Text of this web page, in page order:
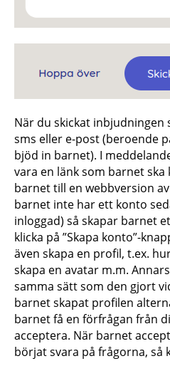
När du skickat
sms eller e-post (beroende
bjöd in barnet). I
vara en länk som barnet ska
barnet till en webbversion
barnet inte har ett konto
inloggad) så skapar barnet
klicka på ”Skapa konto”-
även skapa en profil, t.ex.
skapa en avatar m.m.
samma sätt som den gjort
barnet skapat profilen
barnet få en förfrågan från
acceptera. När barnet
börjat svara på frågorna, så